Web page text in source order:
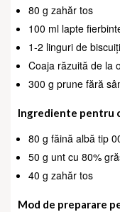
80 g zahăr tos
100 ml lapte
1-2 linguri de
Coaja răzuită de la
300 g prune fără
Ingrediente pentru
80 g făină albă tip
50 g unt cu 80%
40 g zahăr tos
Mod de preparare